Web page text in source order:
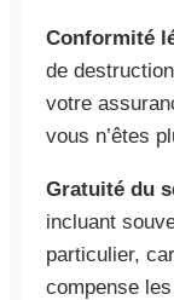
Conformité
de
votre
vous n’êtes
Gratuité du
incluant
particulier,
compense